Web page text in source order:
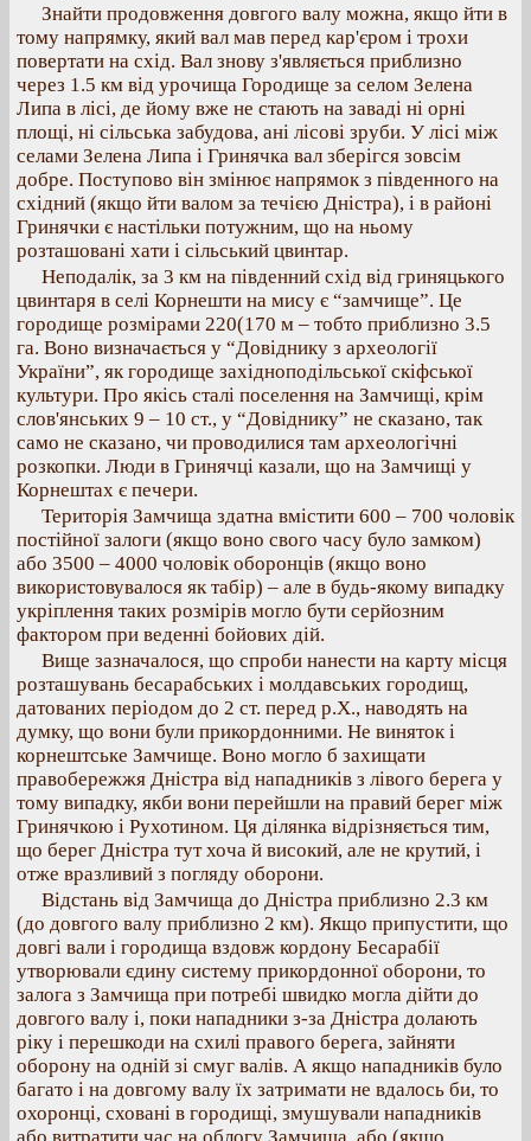
Знайти продовження довгого валу можна, якщо йти в
тому напрямку, який вал мав перед кар'єром і трохи
повертати на схід. Вал знову з'являється приблизно
через 1.5 км від урочища Городище за селом Зелена
Липа в лісі, де йому вже не стають на заваді ні орні
площі, ні сільська забудова, ані лісові зруби. У лісі між
селами Зелена Липа і Гринячка вал зберігся зовсім
добре. Поступово він змінює напрямок з південного на
східний (якщо йти валом за течією Дністра), і в районі
Гринячки є настільки потужним, що на ньому
розташовані хати і сільський цвинтар.
Неподалік, за 3 км на південний схід від гриняцького
цвинтаря в селі Корнешти на мису є “замчище”. Це
городище розмірами 220(170 м – тобто приблизно 3.5
га. Воно визначається у “Довіднику з археології
України”, як городище західноподільської скіфської
культури. Про якісь сталі поселення на Замчищі, крім
слов'янських 9 – 10 ст., у “Довіднику” не сказано, так
само не сказано, чи проводилися там археологічні
розкопки. Люди в Гринячці казали, що на Замчищі у
Корнештах є печери.
Територія Замчища здатна вмістити 600 – 700 чоловік
постійної залоги (якщо воно свого часу було замком)
або 3500 – 4000 чоловік оборонців (якщо воно
використовувалося як табір) – але в будь-якому випадку
укріплення таких розмірів могло бути серйозним
фактором при веденні бойових дій.
Вище зазначалося, що спроби нанести на карту місця
розташувань бесарабських і молдавських городищ,
датованих періодом до 2 ст. перед р.Х., наводять на
думку, що вони були прикордонними. Не виняток і
корнештське Замчище. Воно могло б захищати
правобережжя Дністра від нападників з лівого берега у
тому випадку, якби вони перейшли на правий берег між
Гринячкою і Рухотином. Ця ділянка відрізняється тим,
що берег Дністра тут хоча й високий, але не крутий, і
отже вразливий з погляду оборони.
Відстань від Замчища до Дністра приблизно 2.3 км
(до довгого валу приблизно 2 км). Якщо припустити, що
довгі вали і городища вздовж кордону Бесарабії
утворювали єдину систему прикордонної оборони, то
залога з Замчища при потребі швидко могла дійти до
довгого валу і, поки нападники з-за Дністра долають
ріку і перешкоди на схилі правого берега, зайняти
оборону на одній зі смуг валів. А якщо нападників було
багато і на довгому валу їх затримати не вдалось би, то
охоронці, сховані в городищі, змушували нападників